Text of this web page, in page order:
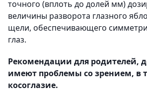
точного (вплоть до долей мм)
величины разворота глазного
щели, обеспечивающего
глаз.
Рекомендации для родителей,
имеют проблемы со зрением, в
косоглазие.